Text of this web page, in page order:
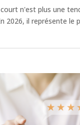
n'est plus une
2026, il représente le